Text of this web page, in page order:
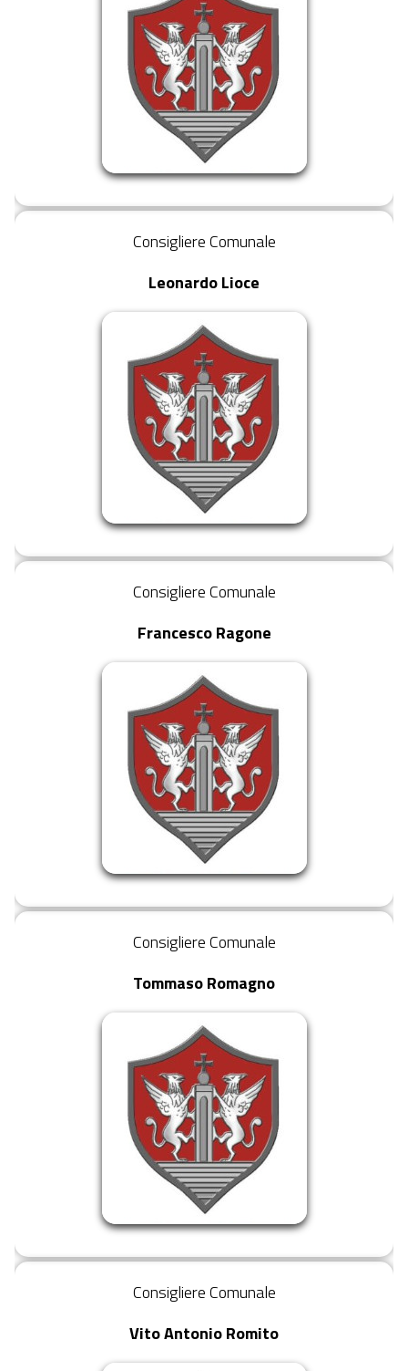
Consigliere Comunale
Leonardo Lioce
Consigliere Comunale
Francesco Ragone
Consigliere Comunale
Tommaso Romagno
Consigliere Comunale
Vito Antonio Romito